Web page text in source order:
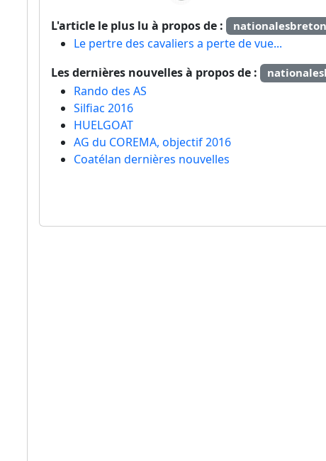
L'article le plus lu à propos de :
Le pertre des cavaliers a perte de vue...
Les dernières nouvelles à propos de :
Rando des AS
Silfiac 2016
HUELGOAT
AG du COREMA, objectif 2016
Coatélan dernières nouvelles